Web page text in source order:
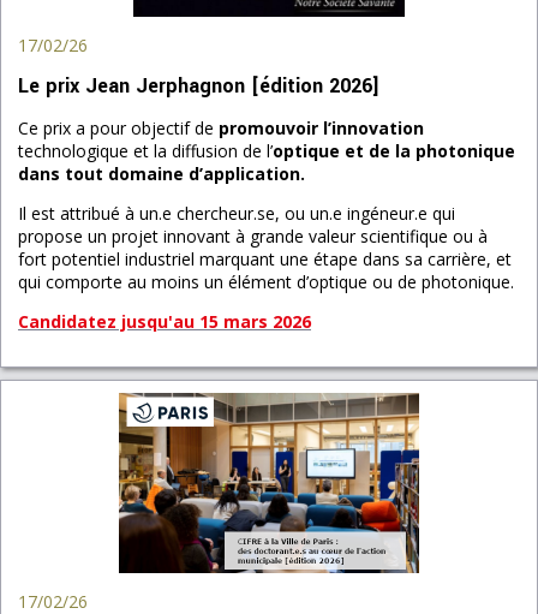
17/02/26
Le prix Jean Jerphagnon [édition 2026]
Ce prix a pour objectif de promouvoir l’innovation
technologique et la diffusion de l’optique et de la photonique
dans tout domaine d’application.
Il est attribué à un.e chercheur.se, ou un.e ingéneur.e qui
propose un projet innovant à grande valeur scientifique ou à
fort potentiel industriel marquant une étape dans sa carrière, et
qui comporte au moins un élément d’optique ou de photonique.
Candidatez jusqu'au 15 mars 2026
17/02/26